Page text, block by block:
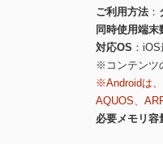
ご利用方法
同時使用端末
対応OS
iOS
※コンテンツ
※Androidは
AQUOS、
必要メモリ容